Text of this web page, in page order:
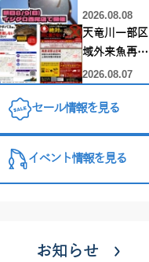
日！！！～オ
ーダー偏光グ
ラス受注会～
2026.08.08
天竜川一部区
域外来魚再放
流禁止となり
2026.08.07
セール情報を見る
イベント情報を見る
お知らせ